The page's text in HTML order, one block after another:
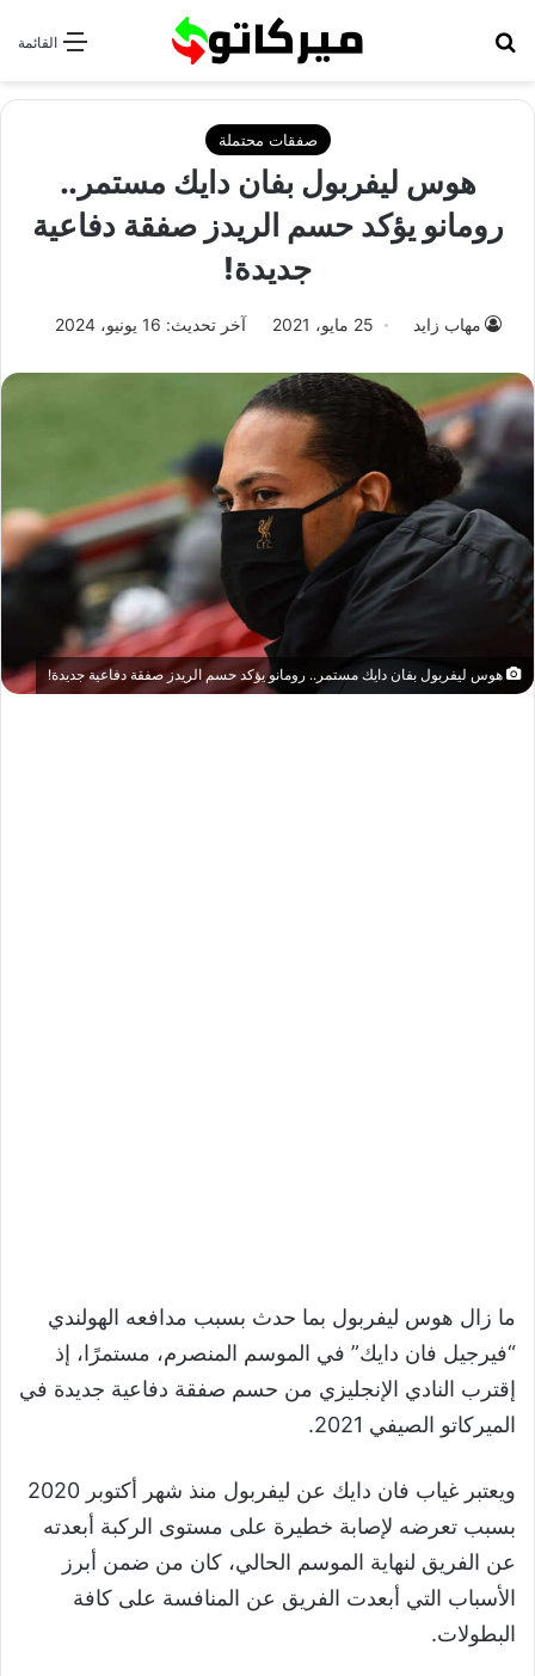
القائمة
صفقات محتملة
هوس ليفربول بفان دايك مستمر..
رومانو يؤكد حسم الريدز صفقة دفاعية
جديدة!
مهاب زايد 25 مايو، 2021 آخر تحديث: 16 يونيو، 2024
هوس ليفربول بفان دايك مستمر.. رومانو يؤكد حسم الريدز صفقة دفاعية جديدة!
ما زال هوس ليفربول بما حدث بسبب مدافعه الهولندي
“فيرجيل فان دايك” في الموسم المنصرم، مستمرًا، إذ
إقترب النادي الإنجليزي من حسم صفقة دفاعية جديدة في
الميركاتو الصيفي 2021.
ويعتبر غياب فان دايك عن ليفربول منذ شهر أكتوبر 2020
بسبب تعرضه لإصابة خطيرة على مستوى الركبة أبعدته
عن الفريق لنهاية الموسم الحالي، كان من ضمن أبرز
الأسباب التي أبعدت الفريق عن المنافسة على كافة
البطولات.